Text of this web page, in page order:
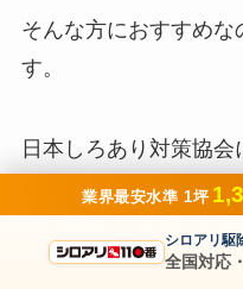
そんな方におすすめ
す。
日本しろあり対策協会
いる老舗企業で、酒田
業界最安水準 1坪
シロアリ駆
全国対応・